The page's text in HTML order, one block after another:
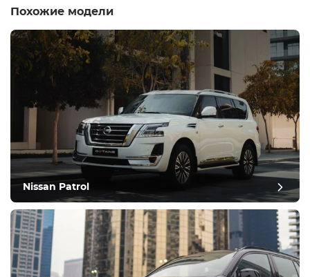
Похожие модели
Nissan Patrol